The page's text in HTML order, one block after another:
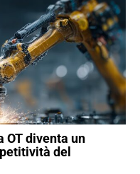
OT diventa un
del